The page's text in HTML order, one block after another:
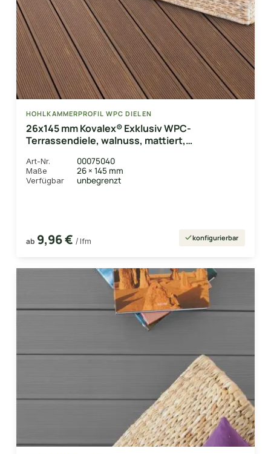
HOHLKAMMERPROFIL WPC DIELEN
26x145 mm Kovalex® Exklusiv WPC-
Terrassendiele, walnuss, mattiert,
Profil: grob/fein
Art-Nr. 00075040
Maße 26 × 145 mm
Verfügbar unbegrenzt
ab 9,96 € / lfm konfigurierbar